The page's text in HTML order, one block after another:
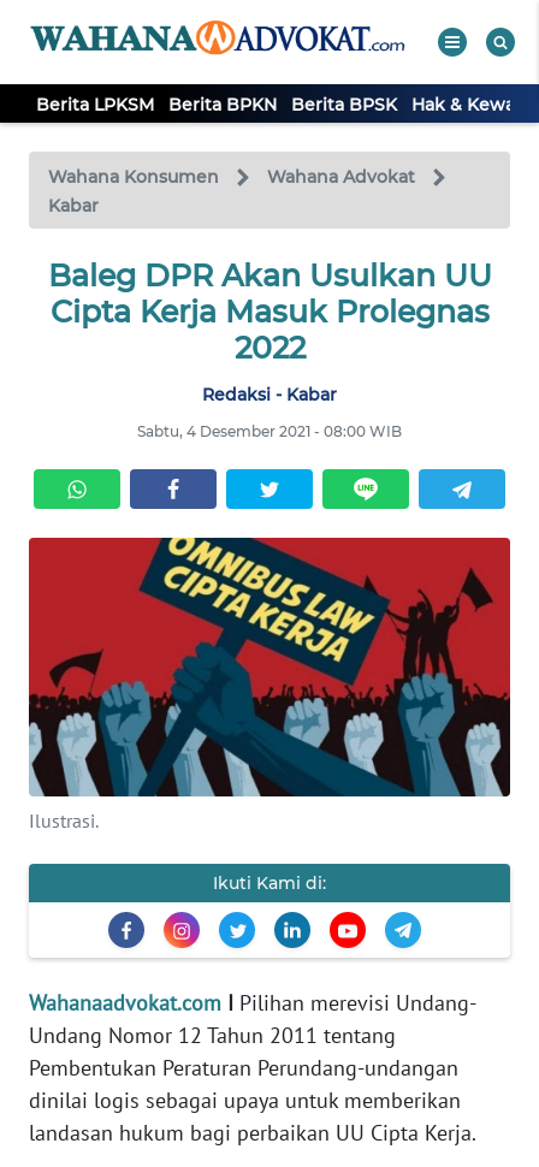
Berita LPKSM Berita BPKN Berita BPSK Hak &
Wahana Konsumen
Wahana Advokat
Kabar
Baleg DPR Akan Usulkan UU
Cipta Kerja Masuk Prolegnas
2022
Redaksi - Kabar
Sabtu, 4 Desember 2021 - 08:00 WIB
Ilustrasi.
Ikuti Kami di:
Wahanaadvokat.com I Pilihan merevisi Undang-
Undang Nomor 12 Tahun 2011 tentang
Pembentukan Peraturan Perundang-undangan
dinilai logis sebagai upaya untuk memberikan
landasan hukum bagi perbaikan UU Cipta Kerja.
TV
Tutup
LPKSM
WAHANA
ADVOKAT
OPINI
KONSUMEN
FORWAMKI
WALINKI
Informasi